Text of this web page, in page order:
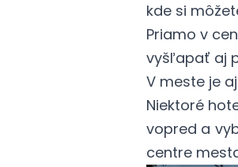
kde si
Priamo v
vyšľapať aj
V meste je aj
Niektoré
vopred a
centre